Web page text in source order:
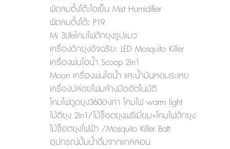
พัดลมตั้งโต๊ะไอเย็น Mist Humidifier
พัดลมตั้งโต๊ะ P19
Mi 3Lifeโคมไฟดักยุงรูปแมว
เครื่องดักยุงอัจฉริยะ LED Mosquito Killer
เครื่องพ่นไอน้ำ Scoop 2in1
Moon เครื่องพ่นไอน้ำ และน้ำมันหอมระเหย
เครื่องปล่อยโฟมล้างมืออัตโนมัติ
โคมไฟดูดยุง360องศา โคมไฟ warm light
ไม้ตียุง 2in1/ไม้ช็อตยุงพรีเมี่ยม+โคมไฟดักยุง
ไม้ช็อตยุงไฟฟ้า /Mosquito Killer Batt
อุปกรณ์ปั้มน้ำดื่มจากแกลลอน